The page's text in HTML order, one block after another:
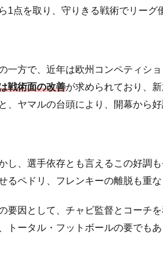
1点を取り、守りきる戦術でリーグ
一方で、近年は欧州コンペティシ
戦術面の改善が求められており、
、ヤマルの台頭により、開幕から好
し、選手依存とも言えるこの好調
るペドリ、フレンキーの離脱も重な
要因として、チャビ監督とコーチ
トータル・フットボールの要でもあ